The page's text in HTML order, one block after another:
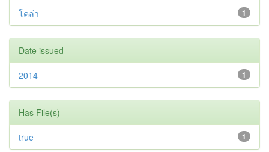
1
โคล่า
Date issued
1
2014
Has File(s)
1
true